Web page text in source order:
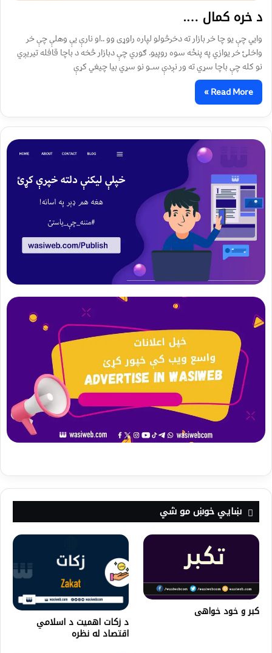
د خره کمال ….
وایي چې یو چا خر بازار ته دخرڅولو لپاره راوړی وو ..او نارې یې وهلې چې خر
واخلئ خر یوازي په پنځه سوه روپیو. ګوري چې دبازار څخه د باچا قافله تیریږي
نو کله چې باچا سړي ته ور نږدې ســو نو سړي بیا چیغي کړې
Read More »
ښايي خوښ مو شي
کبر و خود خواهی
د زکات اهمیت د اسلامي
اقتصاد له نظره